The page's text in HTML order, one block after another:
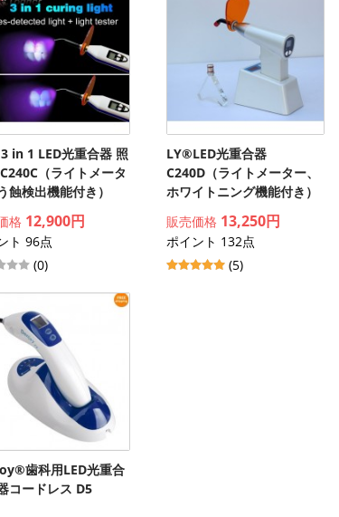
in 1 LED光重合器 照
（ライトメータ
蝕検出機能付き）
格 12,900円
ト 96点
(0)
LY®LED光重合器
C240D（ライトメーター、
ホワイトニング機能付き）
販売価格 13,250円
ポイント 132点
(5)
歯科用LED光重合
コードレス D5